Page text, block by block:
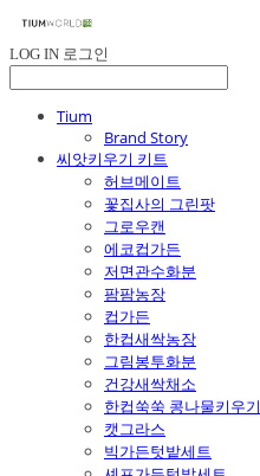
LOG IN 로그인
Tium
Brand Story
씨앗키우기 키트
허브메이트
꽃집사의 그린팟
그로우캔
에코컵가든
저면관수화분
팜팜농장
컵가든
한컵새싹농장
그림봉투화분
건강새싹채소
한컵쑥쑥 콩나물키우기
캣그라스
빅가든텃밭세트